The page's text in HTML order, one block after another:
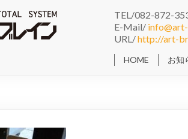
TEL/082-872-
E-Mail/
URL/http://art-
HOME お知